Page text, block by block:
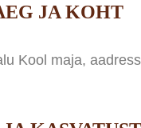
JA KOHT
Kool maja,